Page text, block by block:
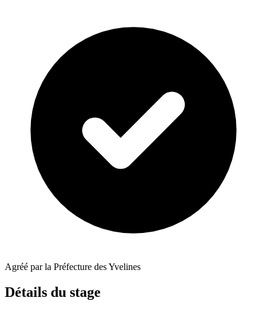
Agréé par la Préfecture des Yvelines
Détails du stage